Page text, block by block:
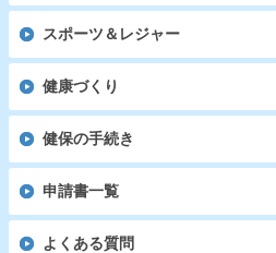
スポーツ＆レジャー
健康づくり
健保の手続き
申請書一覧
よくある質問